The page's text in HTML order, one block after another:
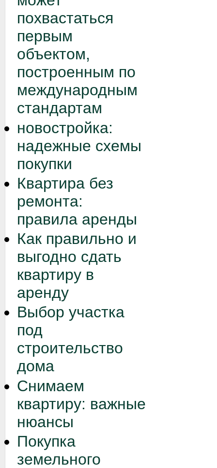
похвастаться
первым
объектом,
построенным по
международным
стандартам
новостройка:
надежные схемы
покупки
Квартира без
ремонта:
правила аренды
Как правильно и
выгодно сдать
квартиру в
аренду
Выбор участка
под
строительство
дома
Снимаем
квартиру: важные
нюансы
Покупка
земельного